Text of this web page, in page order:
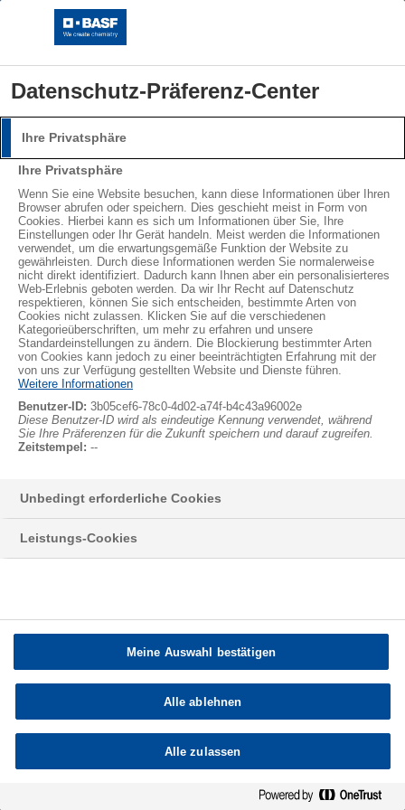
Anmeldung
Bitte melden Sie sich mit Ihrem Benutzernamen und
Passwort an.
Benutzername:
Passwort:
Anmelden
Styropor® > Neopor® > Learn more
BilderDrucken
Copyright © BASF SE 2026
Datenschutzerklärung
Disclaimer
Datenschutz-Präferenz-Center
Ihre Privatsphäre
Ihre Privatsphäre
Wenn Sie eine Website besuchen, kann diese Informationen über Ihren
Browser abrufen oder speichern. Dies geschieht meist in Form von
Cookies. Hierbei kann es sich um Informationen über Sie, Ihre
Einstellungen oder Ihr Gerät handeln. Meist werden die Informationen
verwendet, um die erwartungsgemäße Funktion der Website zu
gewährleisten. Durch diese Informationen werden Sie normalerweise
nicht direkt identifiziert. Dadurch kann Ihnen aber ein personalisierteres
Web-Erlebnis geboten werden. Da wir Ihr Recht auf Datenschutz
respektieren, können Sie sich entscheiden, bestimmte Arten von
Cookies nicht zulassen. Klicken Sie auf die verschiedenen
Kategorieüberschriften, um mehr zu erfahren und unsere
Standardeinstellungen zu ändern. Die Blockierung bestimmter Arten
von Cookies kann jedoch zu einer beeinträchtigten Erfahrung mit der
von uns zur Verfügung gestellten Website und Dienste führen.
Weitere Informationen
Benutzer-ID: 3b05cef6-78c0-4d02-a74f-b4c43a96002e
Diese Benutzer-ID wird als eindeutige Kennung verwendet, während
Sie Ihre Präferenzen für die Zukunft speichern und darauf zugreifen.
Zeitstempel: --
Unbedingt erforderliche Cookies
Leistungs-Cookies
Meine Auswahl bestätigen
Alle ablehnen
Alle zulassen